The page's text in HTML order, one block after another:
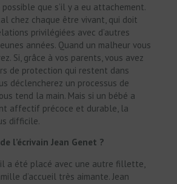
possible que s’il y a eu attachement.
chez chaque être vivant, qui doit
privilégiées avec d’autres
années. Quand un malheur vous
Si, grâce à vos parents, vous avez
de protection qui restent dans
déclencherez un processus de
tend la main. Mais si un bébé a
affectif précoce et durable, la
difficile.
l’écrivain Jean Genet ?
il a été placé avec une autre fillette,
d’accueil très aimante. Jean